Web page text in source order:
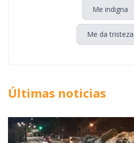
Me indigna
Me da tristeza
Últimas noticias